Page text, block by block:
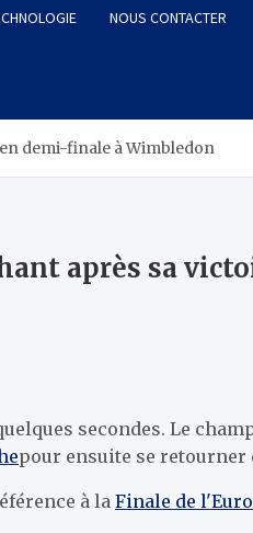
NOUS CONTACTER
demi-finale à Wimbledon
après sa
secondes. Le
pour ensuite se retourner
à la Finale de